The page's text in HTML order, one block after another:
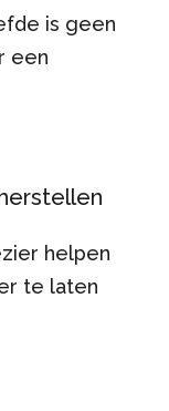
is geen
een
helpen
te laten